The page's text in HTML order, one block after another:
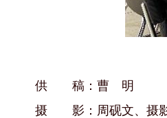
供 稿：曹 明
摄 影：周砚文、摄影